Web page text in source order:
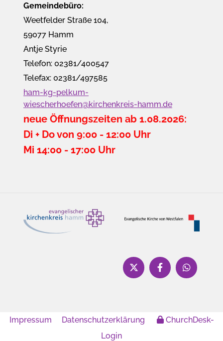
Gemeindebüro:
Weetfelder Straße 104,
59077 Hamm
Antje Styrie
Telefon: 02381/400547
Telefax: 02381/497585
ham-kg-pelkum-
wiescherhoefen@kirchenkreis-hamm.de
neue Öffnungszeiten ab 1.08.2026:
Di + Do von 9:00 - 12:00 Uhr
Mi 14:00 - 17:00 Uhr
Impressum Datenschutzerklärung
ChurchDesk-
Login